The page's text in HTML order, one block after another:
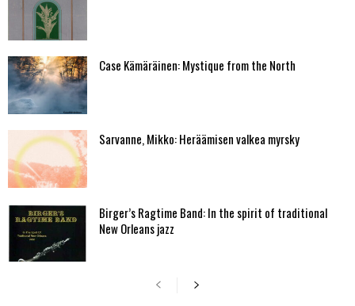
Case Kämäräinen: Mystique from the North
Sarvanne, Mikko: Heräämisen valkea myrsky
Birger’s Ragtime Band: In the spirit of traditional
New Orleans jazz